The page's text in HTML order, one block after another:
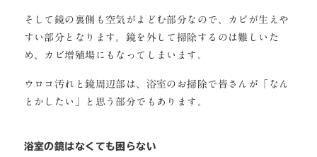
そして鏡の裏側も空気がよどむ部分なので、カビが生えや
すい部分となります。鏡を外して掃除するのは難しいた
め、カビ増殖場にもなってしまいます。
ウロコ汚れと鏡周辺部は、浴室のお掃除で皆さんが「なん
とかしたい」と思う部分でもあります。
浴室の鏡はなくても困らない